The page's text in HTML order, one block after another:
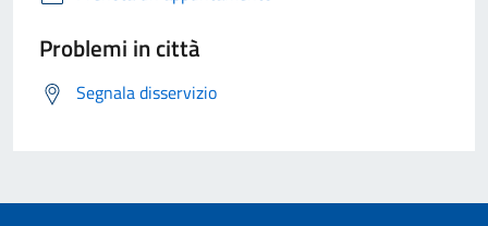
Problemi in città
Segnala disservizio